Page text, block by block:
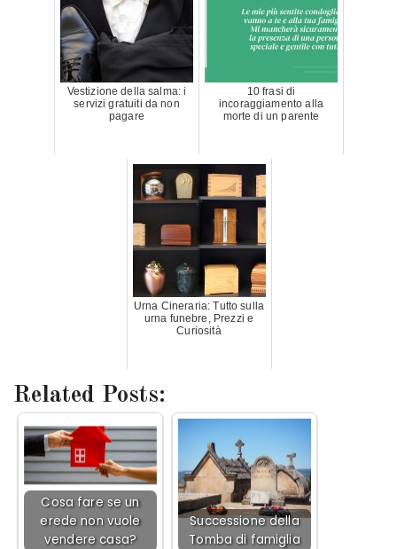
Vestizione della salma: i
servizi gratuiti da non
pagare
10 frasi di
incoraggiamento alla
morte di un parente
Urna Cineraria: Tutto sulla
urna funebre, Prezzi e
Curiosità
Related Posts:
Cosa fare se un
erede non vuole
vendere casa?
Successione della
Tomba di famiglia